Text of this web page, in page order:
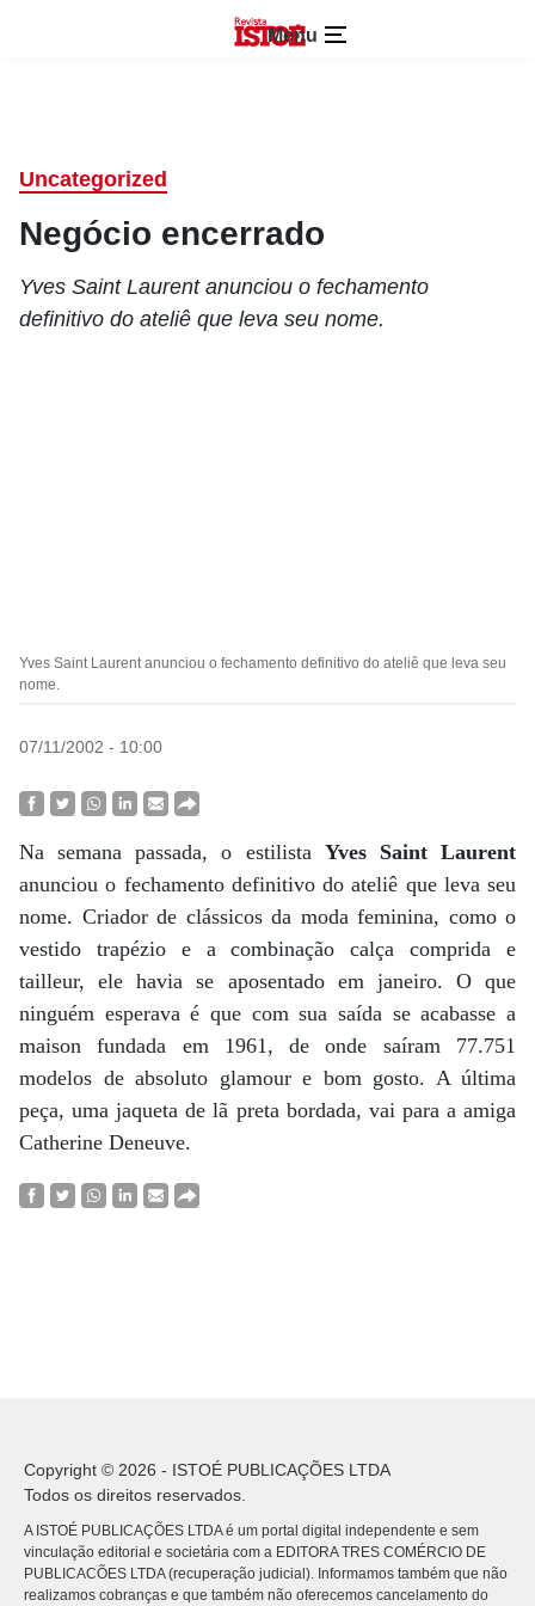
Menu
Uncategorized
Negócio encerrado
Yves Saint Laurent anunciou o fechamento
definitivo do ateliê que leva seu nome.
Yves Saint Laurent anunciou o fechamento definitivo do ateliê que leva seu
nome.
07/11/2002 - 10:00
Na semana passada, o estilista Yves Saint Laurent
anunciou o fechamento definitivo do ateliê que leva seu
nome. Criador de clássicos da moda feminina, como o
vestido trapézio e a combinação calça comprida e
tailleur, ele havia se aposentado em janeiro. O que
ninguém esperava é que com sua saída se acabasse a
maison fundada em 1961, de onde saíram 77.751
modelos de absoluto glamour e bom gosto. A última
peça, uma jaqueta de lã preta bordada, vai para a amiga
Catherine Deneuve.
Copyright © 2026 - ISTOÉ PUBLICAÇÕES LTDA
Todos os direitos reservados.
A ISTOÉ PUBLICAÇÕES LTDA é um portal digital independente e sem
vinculação editorial e societária com a EDITORA TRES COMÉRCIO DE
PUBLICACÕES LTDA (recuperação judicial). Informamos também que não
realizamos cobranças e que também não oferecemos cancelamento do